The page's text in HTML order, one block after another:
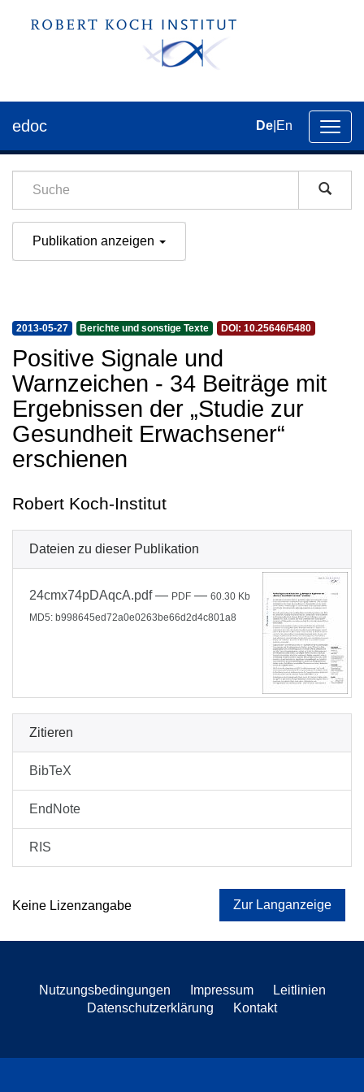
der
edoc De En
Publikation anzeigen
2013-05-27 Berichte und sonstige Texte DOI: 10.25646/5480
Positive Signale und
Warnzeichen - 34 Beiträge mit
Ergebnissen der „Studie zur
Gesundheit Erwachsener“
erschienen
Robert Koch-Institut
Dateien zu dieser Publikation
24cmx74pDAqcA.pdf— PDF — 60.30 Kb
MD5: b998645ed72a0e0263be66d2d4c801a8
Zitieren
BibTeX
EndNote
RIS
Keine Lizenzangabe Zur Langanzeige
Nutzungsbedingungen Impressum
Leitlinien
Datenschutzerklärung
Kontakt